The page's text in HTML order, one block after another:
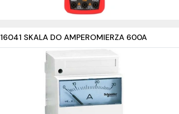
16041 SKALA DO AMPEROMIERZA 600A